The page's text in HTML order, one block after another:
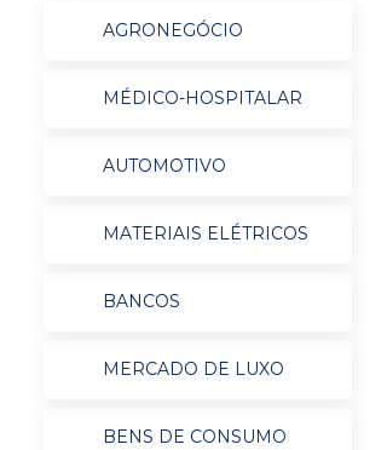
AGRONEGÓCIO
MÉDICO-HOSPITALAR
AUTOMOTIVO
MATERIAIS ELÉTRICOS
BANCOS
MERCADO DE LUXO
BENS DE CONSUMO